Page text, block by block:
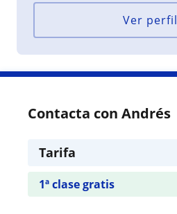
Ver perfil
Contacta con Andrés
Tarifa
1ª clase gratis